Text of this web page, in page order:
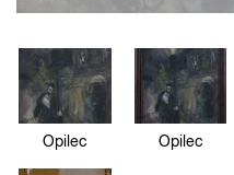
Opilec Opilec